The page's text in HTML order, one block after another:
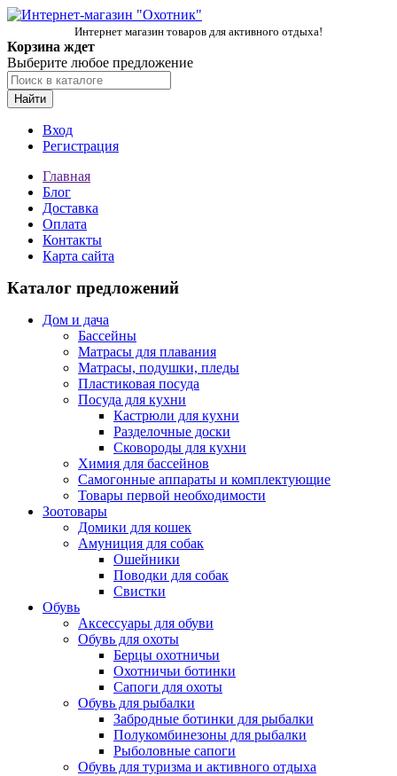
Интернет магазин товаров для активного отдыха!
Корзина ждет
Выберите любое предложение
Найти
Вход
Регистрация
Главная
Блог
Доставка
Оплата
Контакты
Карта сайта
Каталог предложений
Дом и дача
Бассейны
Матрасы для плавания
Матрасы, подушки, пледы
Пластиковая посуда
Посуда для кухни
Кастрюли для кухни
Разделочные доски
Сковороды для кухни
Химия для бассейнов
Самогонные аппараты и комплектующие
Товары первой необходимости
Зоотовары
Домики для кошек
Амуниция для собак
Ошейники
Поводки для собак
Свистки
Обувь
Аксессуары для обуви
Обувь для охоты
Берцы охотничьи
Охотничьи ботинки
Сапоги для охоты
Обувь для рыбалки
Забродные ботинки для рыбалки
Полукомбинезоны для рыбалки
Рыболовные сапоги
Обувь для туризма и активного отдыха